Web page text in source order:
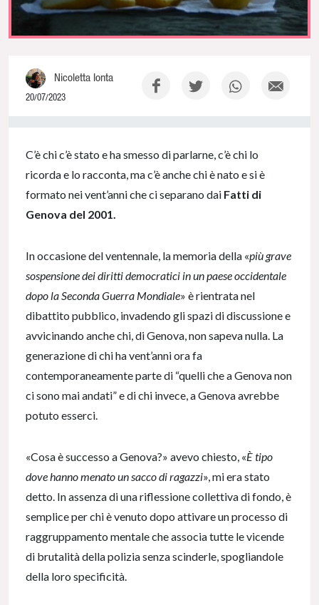
Nicoletta Ionta
20/07/2023
C’è chi c’è stato e ha smesso di parlarne, c’è chi lo
ricorda e lo racconta, ma c’è anche chi è nato e si è
formato nei vent’anni che ci separano dai Fatti di
Genova del 2001.
In occasione del ventennale, la memoria della «più grave
sospensione dei diritti democratici in un paese occidentale
dopo la Seconda Guerra Mondiale» è rientrata nel
dibattito pubblico, invadendo gli spazi di discussione e
avvicinando anche chi, di Genova, non sapeva nulla. La
generazione di chi ha vent’anni ora fa
contemporaneamente parte di “quelli che a Genova non
ci sono mai andati” e di chi invece, a Genova avrebbe
potuto esserci.
«Cosa è successo a Genova?» avevo chiesto, «È tipo
dove hanno menato un sacco di ragazzi», mi era stato
detto. In assenza di una riflessione collettiva di fondo, è
semplice per chi è venuto dopo attivare un processo di
raggruppamento mentale che associa tutte le vicende
di brutalità della polizia senza scinderle, spogliandole
della loro specificità.